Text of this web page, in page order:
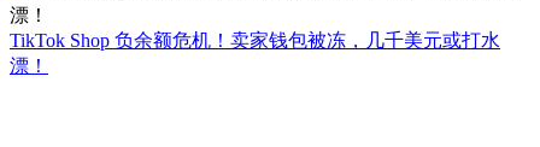
TikTok Shop 负余额危机！卖家钱包被冻，几千美元或打水
漂！